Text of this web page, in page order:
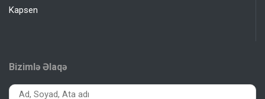
Kapsen
Bizimlə Əlaqə